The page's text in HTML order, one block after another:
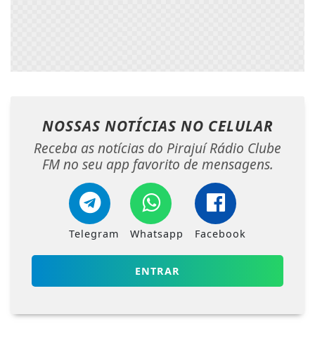
NOSSAS NOTÍCIAS NO CELULAR
Receba as notícias do Pirajuí Rádio Clube
FM no seu app favorito de mensagens.
Telegram Whatsapp Facebook
ENTRAR